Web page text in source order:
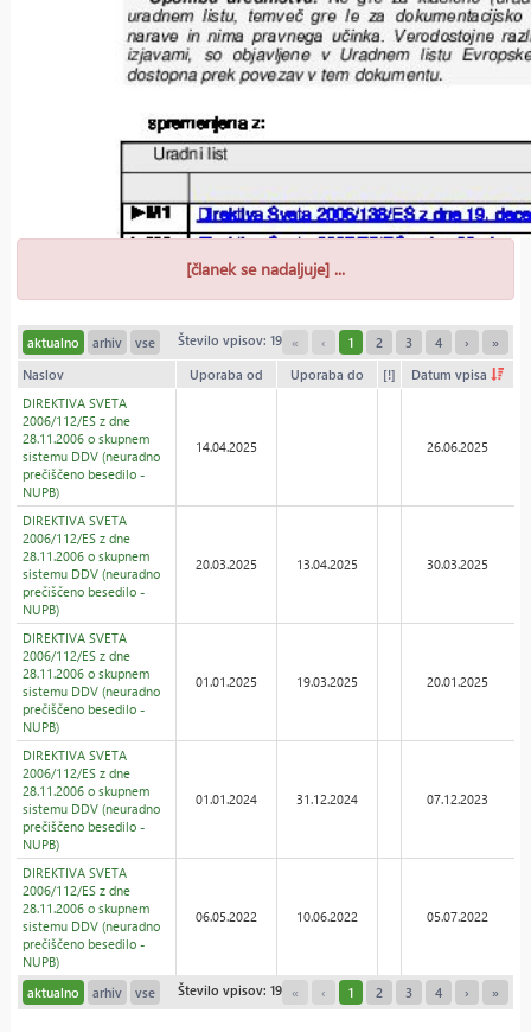
[članek se nadaljuje] ...
aktualno arhiv vse Število vpisov: 19 « ‹ 1 2 3 4 › »
Naslov Uporaba od Uporaba do [!]
Datum vpisa
DIREKTIVA SVETA
2006/112/ES z dne
28.11.2006 o skupnem
sistemu DDV (neuradno
prečiščeno besedilo -
NUPB)
14.04.2025 26.06.2025
DIREKTIVA SVETA
2006/112/ES z dne
28.11.2006 o skupnem
sistemu DDV (neuradno
prečiščeno besedilo -
NUPB)
20.03.2025 13.04.2025 30.03.2025
DIREKTIVA SVETA
2006/112/ES z dne
28.11.2006 o skupnem
sistemu DDV (neuradno
prečiščeno besedilo -
NUPB)
01.01.2025 19.03.2025 20.01.2025
DIREKTIVA SVETA
2006/112/ES z dne
28.11.2006 o skupnem
sistemu DDV (neuradno
prečiščeno besedilo -
NUPB)
01.01.2024 31.12.2024 07.12.2023
DIREKTIVA SVETA
2006/112/ES z dne
28.11.2006 o skupnem
sistemu DDV (neuradno
prečiščeno besedilo -
NUPB)
06.05.2022 10.06.2022 05.07.2022
aktualno arhiv vse Število vpisov: 19 « ‹ 1 2 3 4 › »